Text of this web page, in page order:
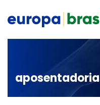
aposentadoria